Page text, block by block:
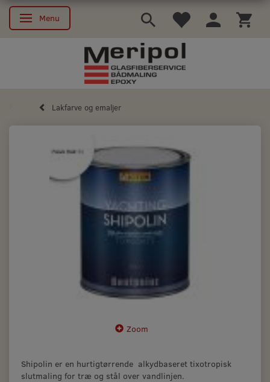
Skifte navigation
Menu
Lakfarve og emaljer
Zoom
Shipolin er en hurtigtørrende alkydbaseret tixotropisk
slutmaling for træ og stål over vandlinjen.